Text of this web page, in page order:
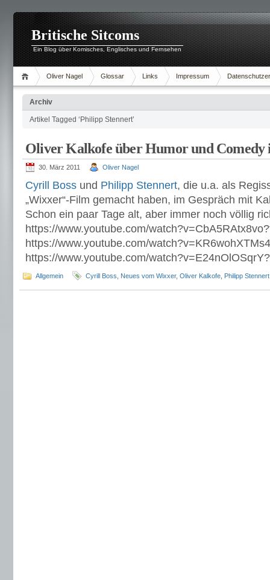
Britische Sitcoms
Ein Blog über Komisches, Englisches und Fernsehen
Oliver Nagel Glossar Links Impressum
Archiv
Artikel Tagged ‘Philipp Stennert’
Oliver Kalkofe über Humor und Comedy
30. März 2011 Oliver Nagel
Cyrill Boss und Philipp Stennert, die u.a. als
„Wixxer“-Film gemacht haben, im Gespräch mit
Schon ein paar Tage alt, aber immer noch völlig
https://www.youtube.com/
https://www.youtube.com/
https://www.youtube.com/
Allgemein Cyrill Boss Neues vom Wixxer, Oliver Kalkofe Philipp Stennert